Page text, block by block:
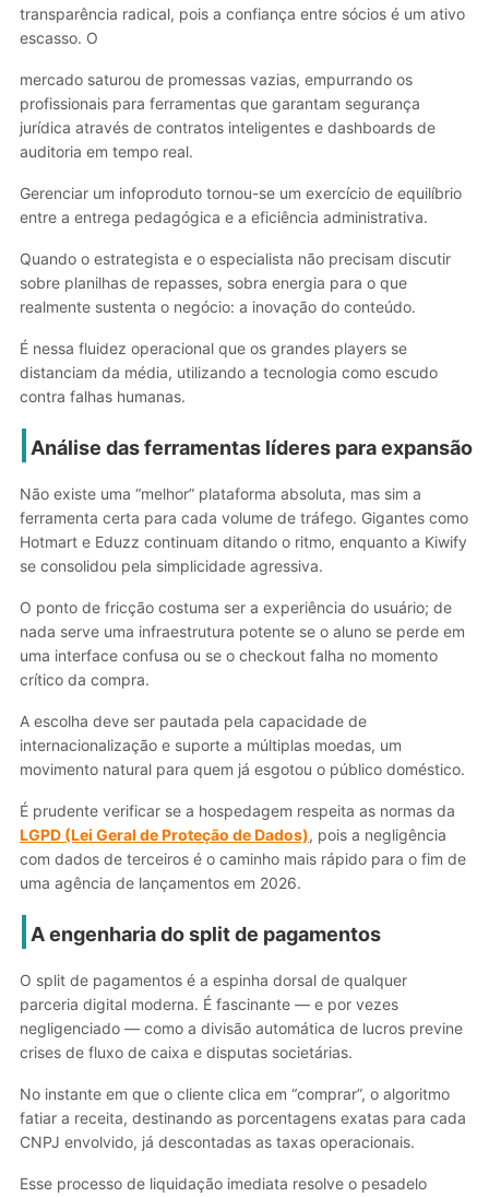
transparência radical, pois a confiança entre sócios é um ativo
escasso. O
mercado saturou de promessas vazias, empurrando os
profissionais para ferramentas que garantam segurança
jurídica através de contratos inteligentes e dashboards de
auditoria em tempo real.
Gerenciar um infoproduto tornou-se um exercício de equilíbrio
entre a entrega pedagógica e a eficiência administrativa.
Quando o estrategista e o especialista não precisam discutir
sobre planilhas de repasses, sobra energia para o que
realmente sustenta o negócio: a inovação do conteúdo.
É nessa fluidez operacional que os grandes players se
distanciam da média, utilizando a tecnologia como escudo
contra falhas humanas.
Análise das ferramentas líderes para expansão
Não existe uma “melhor” plataforma absoluta, mas sim a
ferramenta certa para cada volume de tráfego. Gigantes como
Hotmart e Eduzz continuam ditando o ritmo, enquanto a Kiwify
se consolidou pela simplicidade agressiva.
O ponto de fricção costuma ser a experiência do usuário; de
nada serve uma infraestrutura potente se o aluno se perde em
uma interface confusa ou se o checkout falha no momento
crítico da compra.
A escolha deve ser pautada pela capacidade de
internacionalização e suporte a múltiplas moedas, um
movimento natural para quem já esgotou o público doméstico.
É prudente verificar se a hospedagem respeita as normas da
LGPD (Lei Geral de Proteção de Dados), pois a negligência
com dados de terceiros é o caminho mais rápido para o fim de
uma agência de lançamentos em 2026.
A engenharia do split de pagamentos
O split de pagamentos é a espinha dorsal de qualquer
parceria digital moderna. É fascinante — e por vezes
negligenciado — como a divisão automática de lucros previne
crises de fluxo de caixa e disputas societárias.
No instante em que o cliente clica em “comprar”, o algoritmo
fatiar a receita, destinando as porcentagens exatas para cada
CNPJ envolvido, já descontadas as taxas operacionais.
Esse processo de liquidação imediata resolve o pesadelo